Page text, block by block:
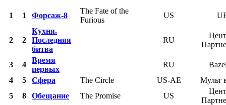
1 1 Форсаж-8
The Fate of the
Furious
US
2 2
Кухня.
Последняя
битва
RU
3 4
Время
первых
RU
4
5 Сфера The Circle US-AE
Мульт
5
8 Обещание The Promise US